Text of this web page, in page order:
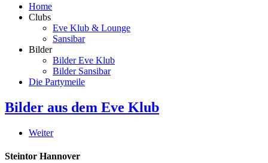
Home
Clubs
Eve Klub & Lounge
Sansibar
Bilder
Bilder Eve Klub
Bilder Sansibar
Die Partymeile
Bilder aus dem Eve Klub
Weiter
Steintor Hannover